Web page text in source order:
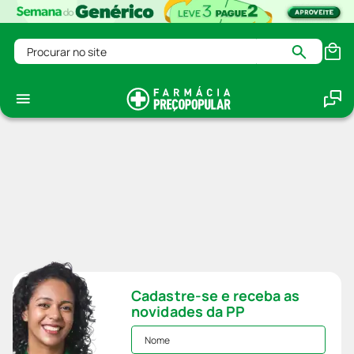
Procurar no site
Cadastre-se e receba as
novidades da PP